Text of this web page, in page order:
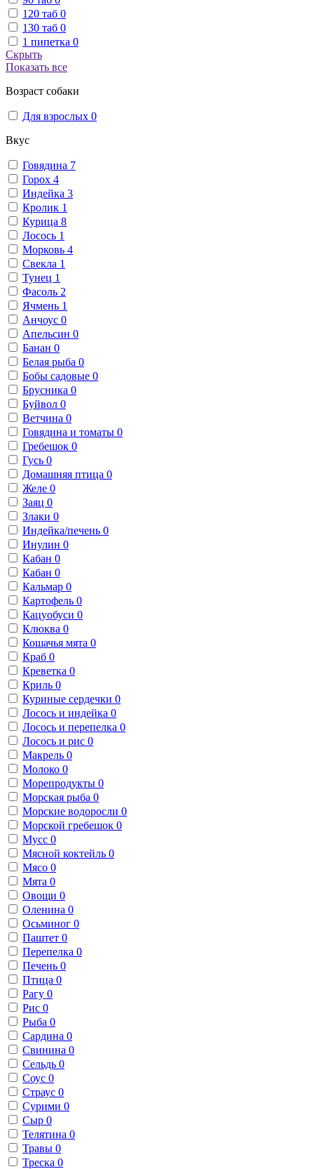
120 таб 0
130 таб 0
1 пипетка 0
Скрыть
Показать все
Возраст собаки
Для взрослых 0
Вкус
Говядина 7
Горох 4
Индейка 3
Кролик 1
Курица 8
Лосось 1
Морковь 4
Свекла 1
Тунец 1
Фасоль 2
Ячмень 1
Анчоус 0
Апельсин 0
Банан 0
Белая рыба 0
Бобы садовые 0
Брусника 0
Буйвол 0
Ветчина 0
Говядина и томаты 0
Гребешок 0
Гусь 0
Домашняя птица 0
Желе 0
Заяц 0
Злаки 0
Индейка/печень 0
Инулин 0
Кабан 0
Кабан 0
Кальмар 0
Картофель 0
Кацуобуси 0
Клюква 0
Кошачья мята 0
Краб 0
Креветка 0
Криль 0
Куриные сердечки 0
Лосось и индейка 0
Лосось и перепелка 0
Лосось и рис 0
Макрель 0
Молоко 0
Морепродукты 0
Морская рыба 0
Морские водоросли 0
Морской гребешок 0
Мусс 0
Мясной коктейль 0
Мясо 0
Мята 0
Овощи 0
Оленина 0
Осьминог 0
Паштет 0
Перепелка 0
Печень 0
Птица 0
Рагу 0
Рис 0
Рыба 0
Сардина 0
Свинина 0
Сельдь 0
Соус 0
Страус 0
Сурими 0
Сыр 0
Телятина 0
Травы 0
Треска 0